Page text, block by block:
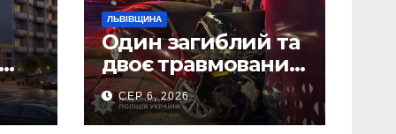
ЛЬВІВЩИНА
Один загиблий та
двоє травмованих
внаслідок ДТП на
Самбірщині
СЕР 6, 2026